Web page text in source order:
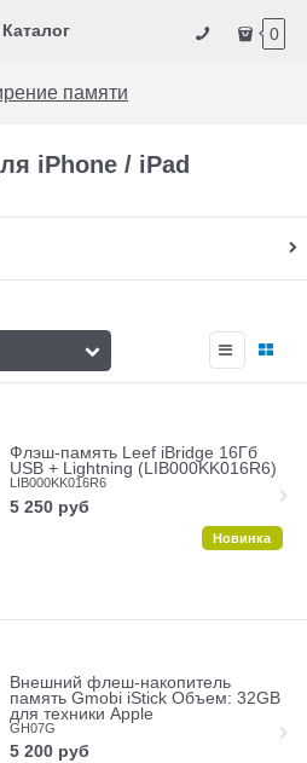
Каталог 0
памяти
iPhone / iPad
Флэш-память Leef iBridge 16Гб
USB + Lightning (LIB000KK016R6)
LIB000KK016R6
5 250 руб
Новинка
Внешний флеш-накопитель
память Gmobi iStick Объем: 32GB
для техники Apple
GH07G
5 200 руб